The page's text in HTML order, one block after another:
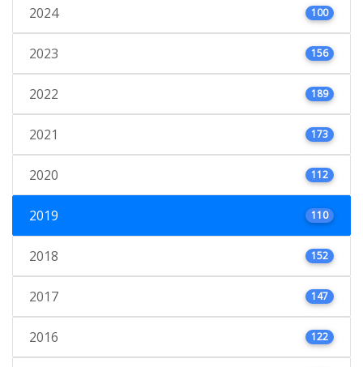
2024 100
2023 156
2022 189
2021 173
2020 112
2019 110
2018 152
2017 147
2016 122